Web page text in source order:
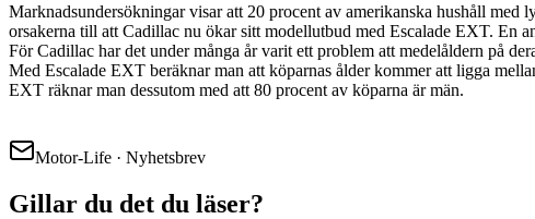
Marknadsundersökningar visar att 20 procent av amerikanska hushåll
orsakerna till att Cadillac nu ökar sitt modellutbud med Escalade EXT. En
För Cadillac har det under många år varit ett problem att medelåldern på
Med Escalade EXT beräknar man att köparnas ålder kommer att ligga
EXT räknar man dessutom med att 80 procent av köparna är män.
Motor-Life · Nyhetsbrev
Gillar du det du läser?